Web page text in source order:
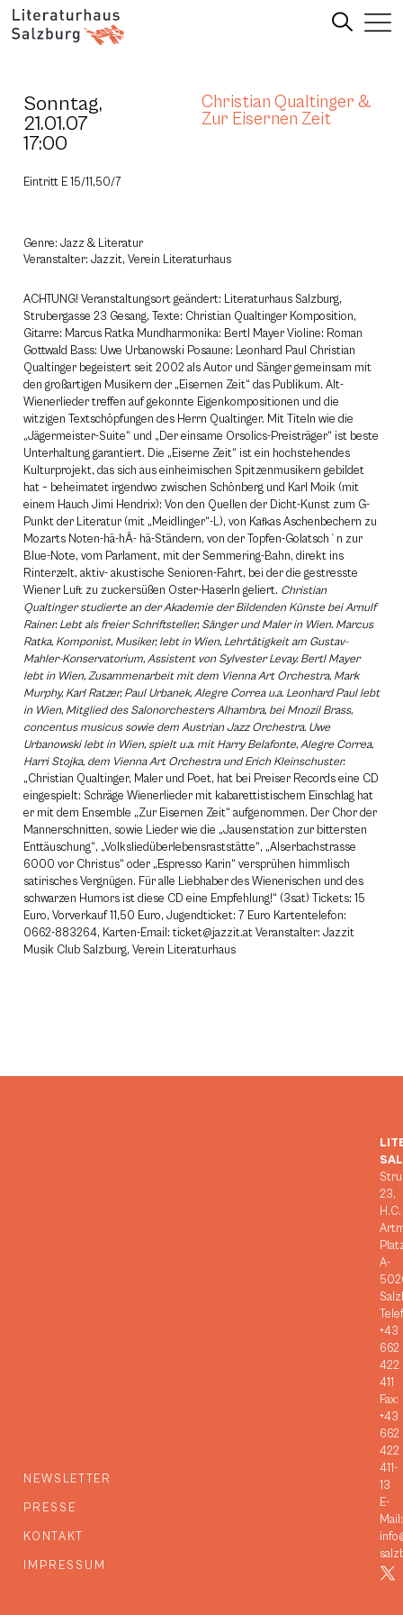
Sonntag,
21.01.07
17:00
Christian Qualtinger &
Zur Eisernen Zeit
Eintritt E 15/11,50/7
Genre: Jazz & Literatur
Veranstalter: Jazzit, Verein Literaturhaus
ACHTUNG! Veranstaltungsort geändert: Literaturhaus Salzburg,
Strubergasse 23 Gesang, Texte: Christian Qualtinger Komposition,
Gitarre: Marcus Ratka Mundharmonika: Bertl Mayer Violine: Roman
Gottwald Bass: Uwe Urbanowski Posaune: Leonhard Paul Christian
Qualtinger begeistert seit 2002 als Autor und Sänger gemeinsam mit
den großartigen Musikern der „Eisernen Zeit“ das Publikum. Alt-
Wienerlieder treffen auf gekonnte Eigenkompositionen und die
witzigen Textschöpfungen des Herrn Qualtinger. Mit Titeln wie die
„Jägermeister-Suite“ und „Der einsame Orsolics-Preisträger“ ist beste
Unterhaltung garantiert. Die „Eiserne Zeit“ ist ein hochstehendes
Kulturprojekt, das sich aus einheimischen Spitzenmusikern gebildet
hat – beheimatet irgendwo zwischen Schönberg und Karl Moik (mit
einem Hauch Jimi Hendrix): Von den Quellen der Dicht-Kunst zum G-
Punkt der Literatur (mit „Meidlinger“-L), von Kafkas Aschenbechern zu
Mozarts Noten-hä-hÄ- hä-Ständern, von der Topfen-Golatsch´n zur
Blue-Note, vom Parlament, mit der Semmering-Bahn, direkt ins
Rinterzelt, aktiv- akustische Senioren-Fahrt, bei der die gestresste
Wiener Luft zu zuckersüßen Oster-Haserln geliert. Christian
Qualtinger studierte an der Akademie der Bildenden Künste bei Arnulf
Rainer. Lebt als freier Schriftsteller, Sänger und Maler in Wien. Marcus
Ratka, Komponist, Musiker, lebt in Wien, Lehrtätigkeit am Gustav-
Mahler-Konservatorium, Assistent von Sylvester Levay. Bertl Mayer
lebt in Wien, Zusammenarbeit mit dem Vienna Art Orchestra, Mark
Murphy, Karl Ratzer, Paul Urbanek, Alegre Correa u.a. Leonhard Paul lebt
in Wien, Mitglied des Salonorchesters Alhambra, bei Mnozil Brass,
concentus musicus sowie dem Austrian Jazz Orchestra. Uwe
Urbanowski lebt in Wien, spielt u.a. mit Harry Belafonte, Alegre Correa,
Harri Stojka, dem Vienna Art Orchestra und Erich Kleinschuster.
„Christian Qualtinger, Maler und Poet, hat bei Preiser Records eine CD
eingespielt: Schräge Wienerlieder mit kabarettistischem Einschlag hat
er mit dem Ensemble „Zur Eisernen Zeit“ aufgenommen. Der Chor der
Mannerschnitten, sowie Lieder wie die „Jausenstation zur bittersten
Enttäuschung“, „Volksliedüberlebensraststätte“, „Alserbachstrasse
6000 vor Christus“ oder „Espresso Karin“ versprühen himmlisch
satirisches Vergnügen. Für alle Liebhaber des Wienerischen und des
schwarzen Humors ist diese CD eine Empfehlung!“ (3sat) Tickets: 15
Euro, Vorverkauf 11,50 Euro, Jugendticket: 7 Euro Kartentelefon:
0662-883264, Karten-Email: ticket@jazzit.at Veranstalter: Jazzit
Musik Club Salzburg, Verein Literaturhaus
NEWSLETTER
PRESSE
KONTAKT
IMPRESSUM
23,
H.C.
A-
+43
662
422
411
Fax:
+43
662
422
411-
13
E-
Mail: